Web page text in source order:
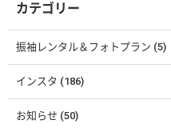
カテゴリー
振袖レンタル＆フォトプラン (5)
インスタ (186)
お知らせ (50)